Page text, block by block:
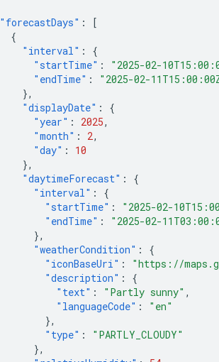
"forecastDays" :
[
{
"interval" :
{
"startTime" : "2025-02-
"endTime" :
"2025-02-
},
"displayDate" :
{
"year" : 2025,
"month" : 2,
"day" :
10
},
"daytimeForecast" :
{
"interval" :
{
"startTime" : "2025-02-
"endTime" :
"2025-02-
},
"weatherCondition" :
{
"iconBaseUri" : "https://
"description" :
{
"text" : "Partly sunny" ,
"languageCode" :
"en"
},
"type" :
"PARTLY_CLOUDY"
},